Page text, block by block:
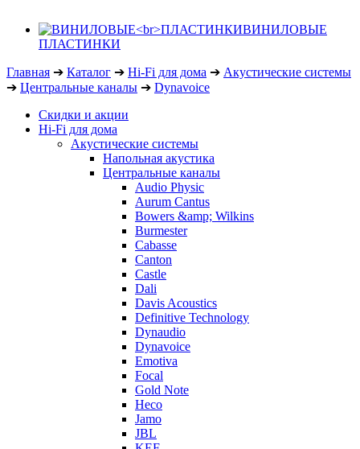
ВИНИЛОВЫЕ
ПЛАСТИНКИ
Главная ➔ Каталог ➔ Hi-Fi для дома ➔ Акустические системы
➔ Центральные каналы ➔ Dynavoice
Скидки и акции
Hi-Fi для дома
Акустические системы
Напольная акустика
Центральные каналы
Audio Physic
Aurum Cantus
Bowers &amp; Wilkins
Burmester
Cabasse
Canton
Castle
Dali
Davis Acoustics
Definitive Technology
Dynaudio
Dynavoice
Emotiva
Focal
Gold Note
Heco
Jamo
JBL